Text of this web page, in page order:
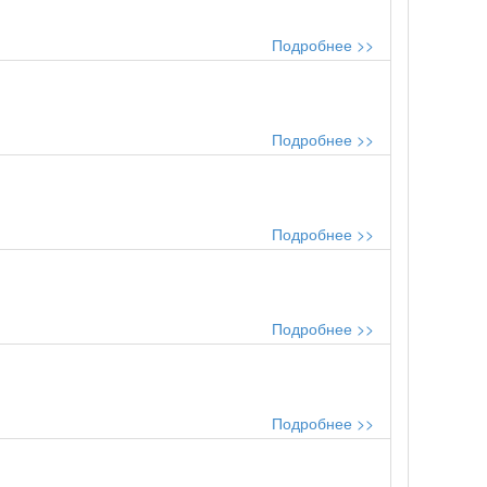
Подробнее >>
Подробнее >>
Подробнее >>
Подробнее >>
Подробнее >>